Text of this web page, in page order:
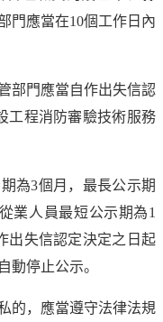
門應當在10個工作日內
部門應當自作出失信認
工程消防審驗技術服務
為3個月，最長公示期
業人員最短公示期為1
出失信認定決定之日起
動停止公示。
的，應當遵守法律法規